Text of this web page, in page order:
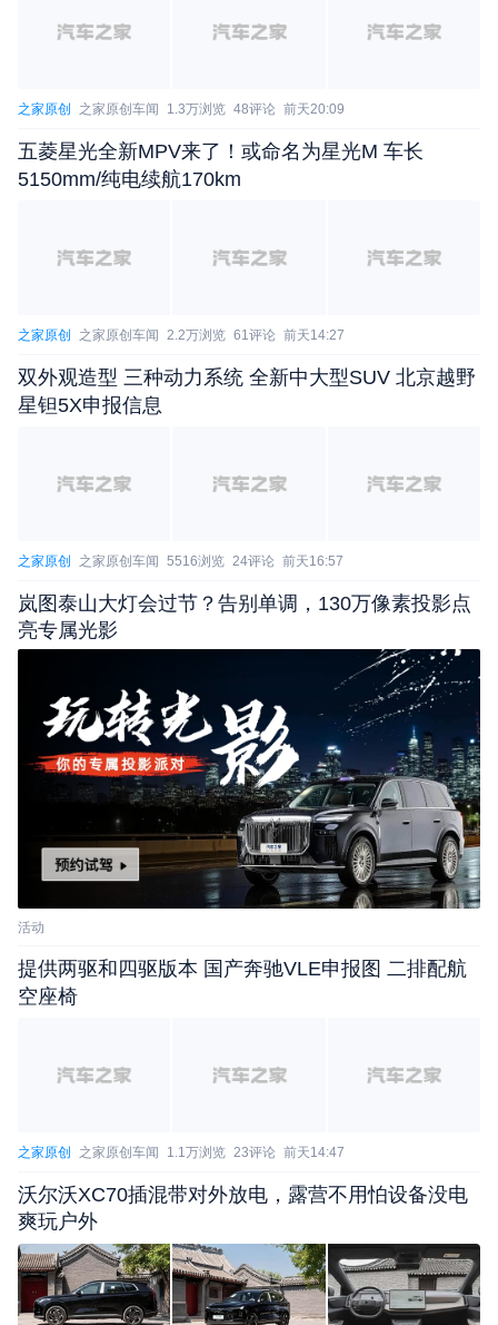
之家原创 之家原创车闻 1.3万浏览 48评论 前天20:09
五菱星光全新MPV来了！或命名为星光M 车长
5150mm/纯电续航170km
之家原创 之家原创车闻 2.2万浏览 61评论 前天14:27
双外观造型 三种动力系统 全新中大型SUV 北京越野
星钽5X申报信息
之家原创 之家原创车闻 5516浏览 24评论 前天16:57
岚图泰山大灯会过节？告别单调，130万像素投影点
亮专属光影
活动
提供两驱和四驱版本 国产奔驰VLE申报图 二排配航
空座椅
之家原创 之家原创车闻 1.1万浏览 23评论 前天14:47
沃尔沃XC70插混带对外放电，露营不用怕设备没电
爽玩户外